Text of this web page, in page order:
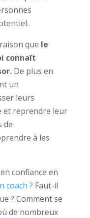
que le
connaît
De plus en
un
leurs
et reprendre leur
de
à les
confiance en
coach ? Faut-il
? Comment se
de nombreux